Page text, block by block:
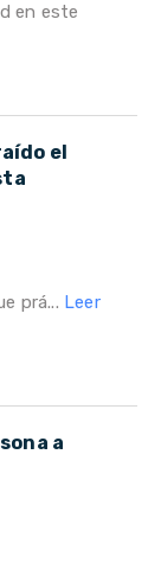
en este
el
prá... Leer
a